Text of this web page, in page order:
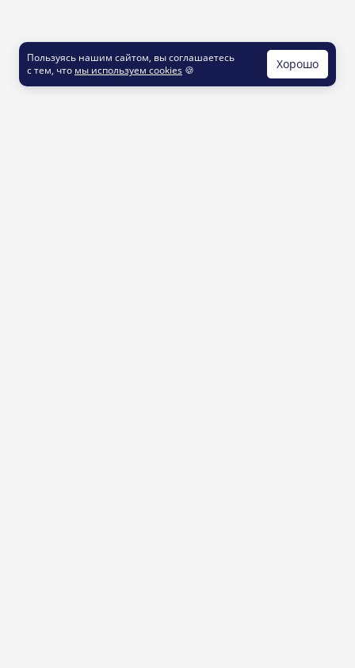
Пользуясь нашим сайтом, вы соглашаетесь
с тем, что мы используем cookies 🍪 Хорошо